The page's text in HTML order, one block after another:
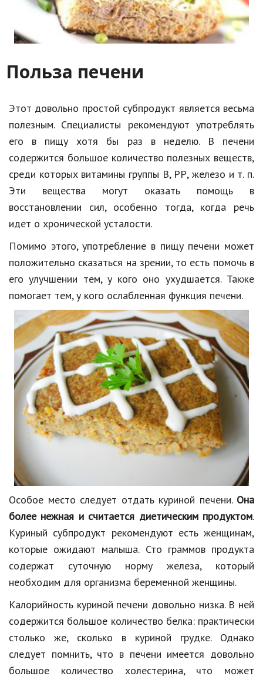
Польза печени
Этот довольно простой субпродукт является весьма
полезным. Специалисты рекомендуют употреблять
его в пищу хотя бы раз в неделю. В печени
содержится большое количество полезных веществ,
среди которых витамины группы В, РР, железо и т. п.
Эти вещества могут оказать помощь в
восстановлении сил, особенно тогда, когда речь
идет о хронической усталости.
Помимо этого, употребление в пищу печени может
положительно сказаться на зрении, то есть помочь в
его улучшении тем, у кого оно ухудшается. Также
помогает тем, у кого ослабленная функция печени.
Особое место следует отдать куриной печени. Она
более нежная и считается диетическим продуктом.
Куриный субпродукт рекомендуют есть женщинам,
которые ожидают малыша. Сто граммов продукта
содержат суточную норму железа, который
необходим для организма беременной женщины.
Калорийность куриной печени довольно низка. В ней
содержится большое количество белка: практически
столько же, сколько в куриной грудке. Однако
следует помнить, что в печени имеется довольно
большое количество холестерина, что может